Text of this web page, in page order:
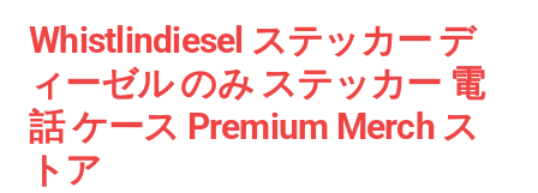
Whistlindiesel ステッカー デ
ィーゼル のみ ステッカー 電
話 ケース Premium Merch ス
トア